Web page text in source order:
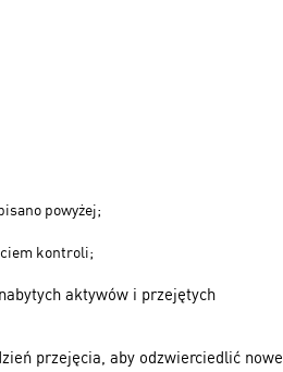
powyżej;
kontroli;
aktywów i przejętych
przejęcia, aby odzwierciedlić nowe